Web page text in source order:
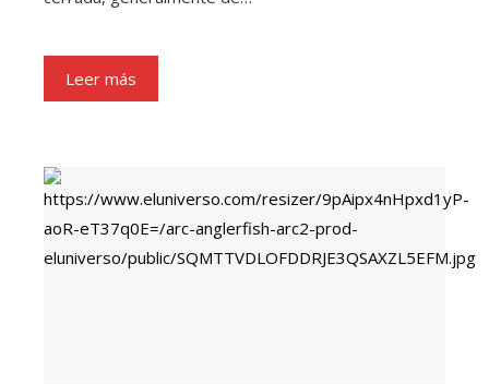
Leer más